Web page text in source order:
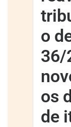
o
36/
os
de